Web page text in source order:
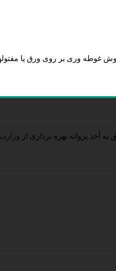
غوطه وری بر روی ورق یا
البرز فعالیت خود را درشهر صنعتی البرز شروع و